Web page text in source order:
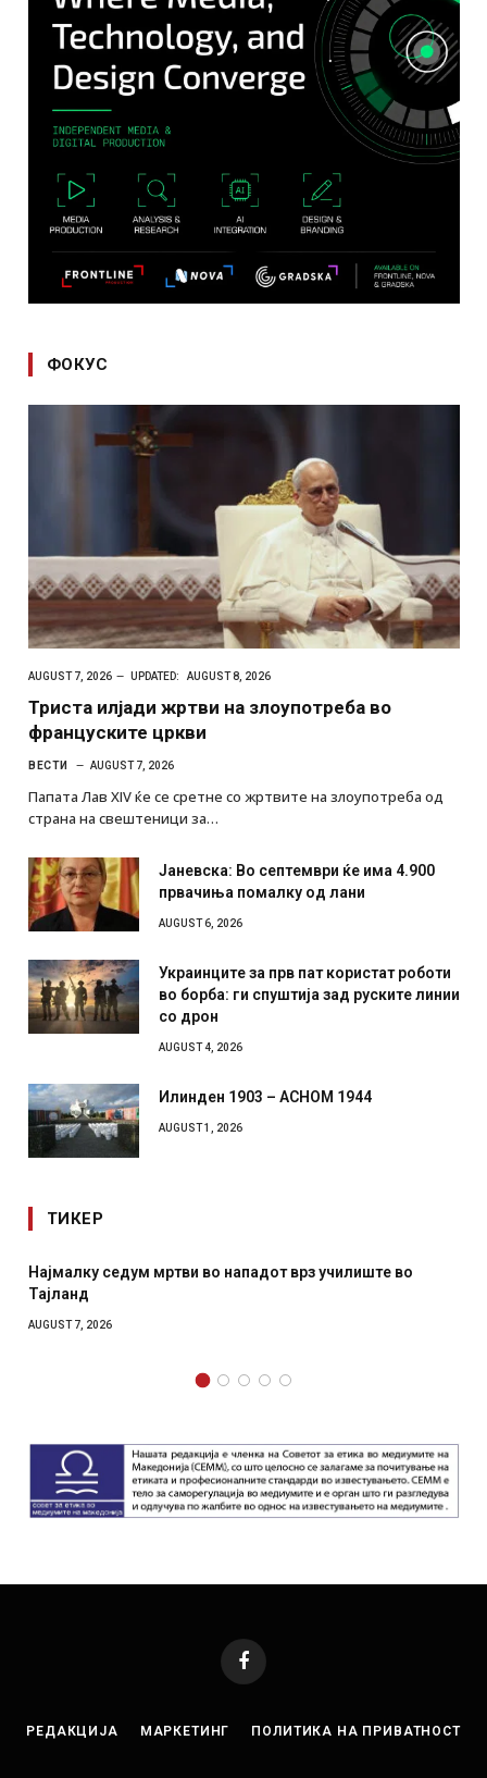
ФОКУС
AUGUST 7, 2026 UPDATED: AUGUST 8, 2026
Триста илјади жртви на злоупотреба во
француските цркви
ВЕСТИ AUGUST 7, 2026
Папата Лав XIV ќе се сретне со жртвите на злоупотреба од
страна на свештеници за…
Јаневска: Во септември ќе има 4.900
првачиња помалку од лани
AUGUST 6, 2026
Украинците за прв пат користат роботи
во борба: ги спуштија зад руските линии
со дрон
AUGUST 4, 2026
Илинден 1903 – АСНОМ 1944
AUGUST 1, 2026
ТИКЕР
мртви во нападот врз училиште во
СОЗИС:
Facebook
РЕДАКЦИЈА МАРКЕТИНГ ПОЛИТИКА НА ПРИВАТНОСТ